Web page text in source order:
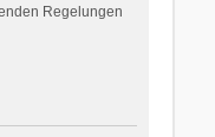
Regelungen